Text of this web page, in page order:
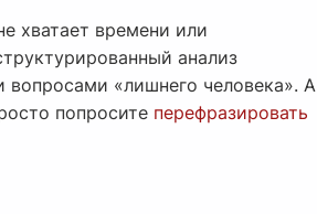
хватает времени или
анализ
вопросами «лишнего человека». А
попросите перефразировать